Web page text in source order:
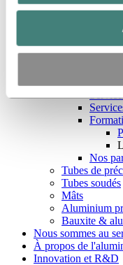
Produits
Tous les
Aluminium
Profilés
Nos
Tubes de
Tubes soudés
Mâts
Aluminium
Bauxite &
Nous sommes au
À propos de
Innovation et R&D